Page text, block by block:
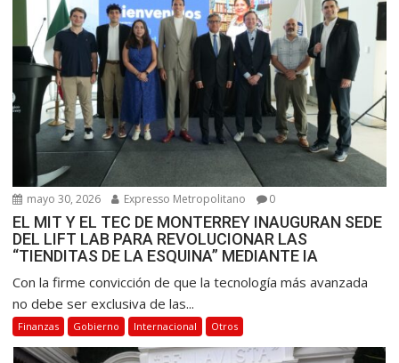
mayo 30, 2026 Expresso Metropolitano 0
EL MIT Y EL TEC DE MONTERREY INAUGURAN SEDE
DEL LIFT LAB PARA REVOLUCIONAR LAS
“TIENDITAS DE LA ESQUINA” MEDIANTE IA
Con la firme convicción de que la tecnología más avanzada
no debe ser exclusiva de las...
Finanzas Gobierno Internacional Otros